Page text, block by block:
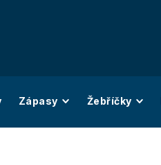
Zápasy Žebříčky